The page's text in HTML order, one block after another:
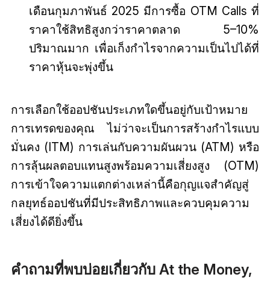
เดือนกุมภาพันธ์ 2025 มีการซื้อ OTM Calls ที่
ราคาใช้สิทธิสูงกว่าราคาตลาด 5–10%
ปริมาณมาก เพื่อเก็งกำไรจากความเป็นไปได้ที่
ราคาหุ้นจะพุ่งขึ้น
การเลือกใช้ออปชันประเภทใดขึ้นอยู่กับเป้าหมาย
การเทรดของคุณ ไม่ว่าจะเป็นการสร้างกำไรแบบ
มั่นคง (ITM) การเล่นกับความผันผวน (ATM) หรือ
การลุ้นผลตอบแทนสูงพร้อมความเสี่ยงสูง (OTM)
การเข้าใจความแตกต่างเหล่านี้คือกุญแจสำคัญสู่
กลยุทธ์ออปชันที่มีประสิทธิภาพและควบคุมความ
เสี่ยงได้ดียิ่งขึ้น
คำถามที่พบบ่อยเกี่ยวกับ At the Money,